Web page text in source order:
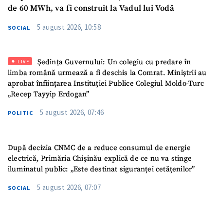
de 60 MWh, va fi construit la Vadul lui Vodă
SOCIAL 5 august 2026, 10:58
LIVE
Ședința Guvernului: Un colegiu cu predare în
limba română urmează a fi deschis la Comrat. Miniștrii au
aprobat înființarea Instituției Publice Colegiul Moldo-Turc
„Recep Tayyip Erdogan”
POLITIC 5 august 2026, 07:46
După decizia CNMC de a reduce consumul de energie
electrică, Primăria Chișinău explică de ce nu va stinge
iluminatul public: „Este destinat siguranței cetățenilor”
SOCIAL 5 august 2026, 07:07